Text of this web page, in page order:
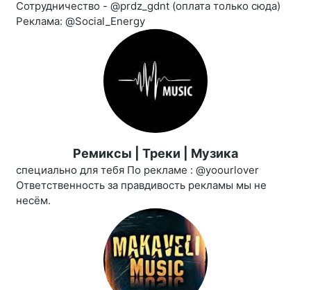
Сотрудничество - @prdz_gdnt (оплата только сюда)
Реклама: @Social_Energy
Ремиксы | Треки | Музика
специально для тебя По рекламе : @yoourlover
Ответственность за правдивость рекламы мы не
несём.